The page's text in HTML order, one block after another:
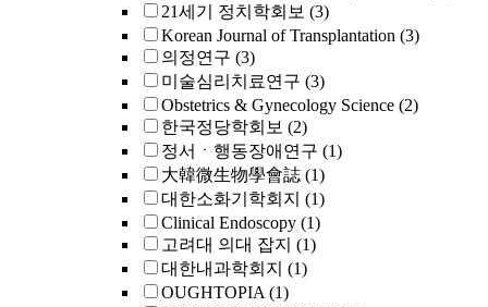
21세기 정치학회보 (3)
Korean Journal of Transplantation (3)
의정연구 (3)
미술심리치료연구 (3)
Obstetrics & Gynecology Science (2)
한국정당학회보 (2)
정서ㆍ행동장애연구 (1)
大韓微生物學會誌 (1)
대한소화기학회지 (1)
Clinical Endoscopy (1)
고려대 의대 잡지 (1)
대한내과학회지 (1)
OUGHTOPIA (1)